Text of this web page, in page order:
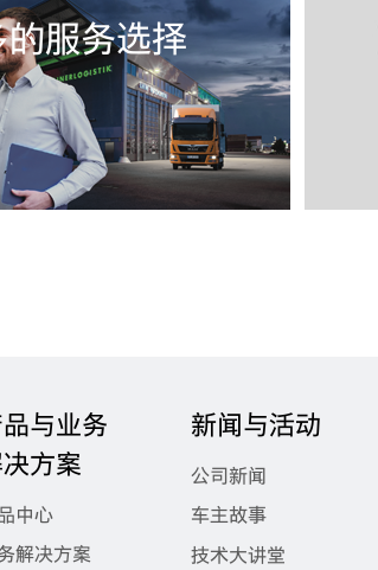
的服务选择
与业务
方案
中心
解决方案
新闻与活动
公司新闻
车主故事
技术大讲堂